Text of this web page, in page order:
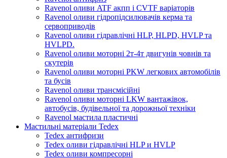
Ravenol оливи ATF акпп і CVTF варіаторів
Ravenol оливи гідропідсилювачів керма та
сервоприводів
Ravenol оливи гідравлічні HLP, HLPD, HVLP та
HVLPD.
Ravenol оливи моторні 2т-4т двигунів човнів та
скутерів
Ravenol оливи моторні PKW легкових автомобілів
та бусів
Ravenol оливи трансмісійні
Ravenol оливи моторні LKW вантажівок,
автобусів, будівельної та дорожньої техніки
Ravenol мастила пластичні
Мастильні матеріали Tedex
Tedex антифризи
Tedex оливи гідравлічні HLP и HVLP
Tedex оливи компресорні